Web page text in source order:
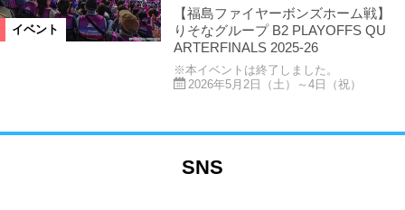
イベント
【福島ファイヤーボンズホーム戦】
りそなグループ B2 PLAYOFFS QU
ARTERFINALS 2025-26
※本イベントは終了しました。
2026年5月2日（土）～4日（祝）
SNS